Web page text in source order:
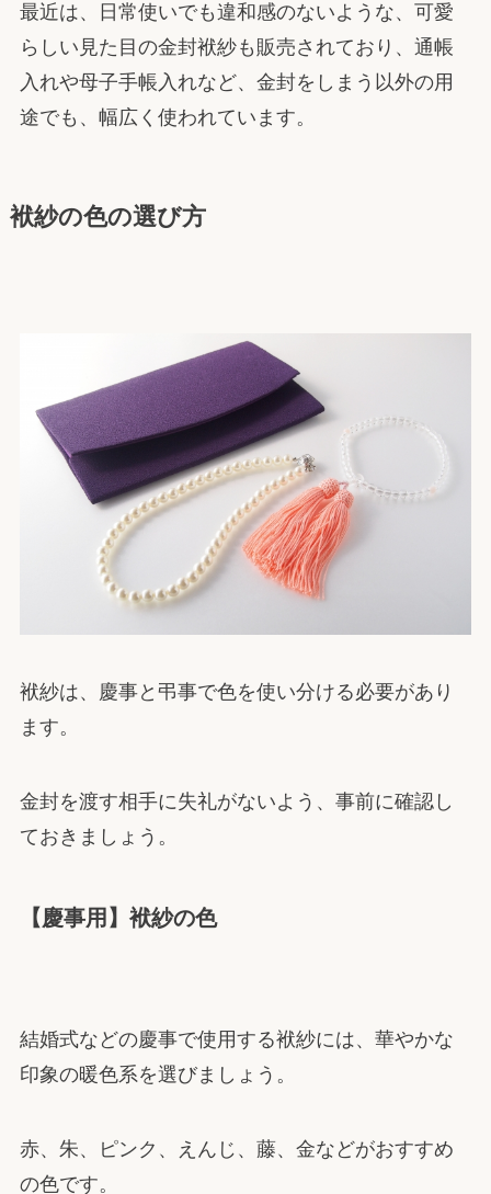
最近は、日常使いでも違和感のないような、可愛
らしい見た目の金封袱紗も販売されており、通帳
入れや母子手帳入れなど、金封をしまう以外の用
途でも、幅広く使われています。
袱紗の色の選び方
袱紗は、慶事と弔事で色を使い分ける必要があり
ます。
金封を渡す相手に失礼がないよう、事前に確認し
ておきましょう。
【慶事用】袱紗の色
結婚式などの慶事で使用する袱紗には、華やかな
印象の暖色系を選びましょう。
赤、朱、ピンク、えんじ、藤、金などがおすすめ
の色です。